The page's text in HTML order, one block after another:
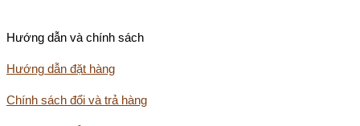
Hướng dẫn và chính sách
Hướng dẫn đặt hàng
Chính sách đổi và trả hàng